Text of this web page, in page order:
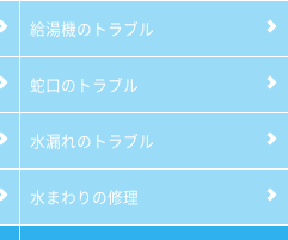
給湯機のトラブル
蛇口のトラブル
水漏れのトラブル
水まわりの修理